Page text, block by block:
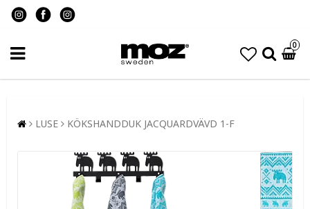
0
LUSE KÖKSHANDDUK JACQUARDVÄVD 1-F